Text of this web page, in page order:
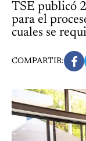
TSE publicó
para el
cuales se
COMPARTIR: